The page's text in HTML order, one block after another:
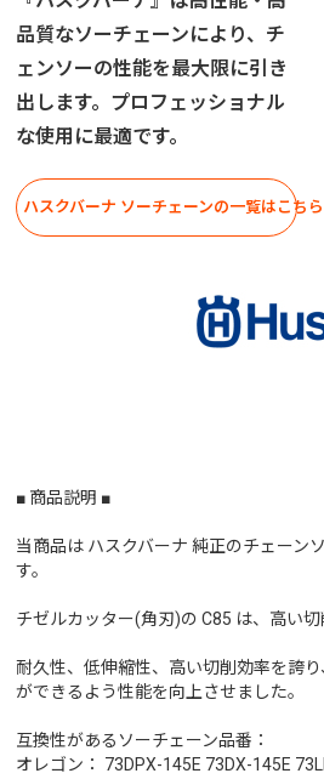
品質なソーチェーンにより、チ
ェンソーの性能を最大限に引き
出します。プロフェッショナル
な使用に最適です。
ハスクバーナ ソーチェーンの一覧はこちら
■ 商品説明 ■
当商品は ハスクバーナ 純正のチェーン
す。
チゼルカッター(角刃)の C85 は、高い切
耐久性、低伸縮性、高い切削効率を誇
ができるよう性能を向上させました。
互換性があるソーチェーン品番：
オレゴン： 73DPX-145E 73DX-145E